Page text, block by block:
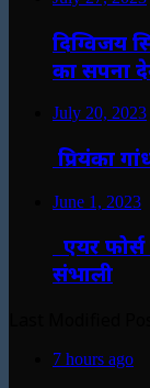
दिग्विजय
का सपना
July 20, 2023
प्रियंका
June 1, 2023
एयर
संभाली
7 hours ago